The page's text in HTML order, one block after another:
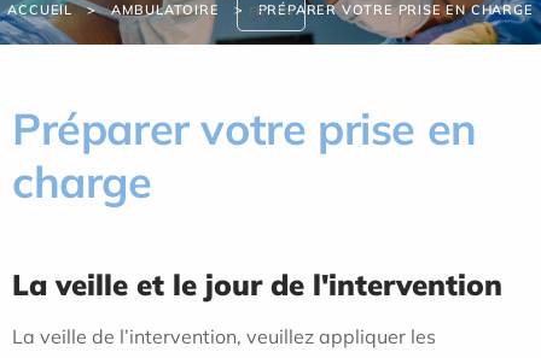
ACCUEIL AMBULATOIRE PRÉPARER VOTRE PRISE EN CHARGE
Préparer votre prise en
charge
La veille et le jour de l'intervention
La veille de l’intervention, veuillez appliquer les
FR EN